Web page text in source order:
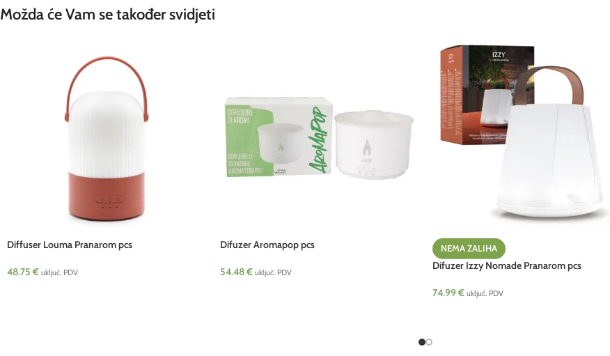
Možda će Vam se također svidjeti
Diffuser Louma Pranarom pcs
48.75 € uključ. PDV
Difuzer Aromapop pcs
54.48€ uključ. PDV
NEMA ZALIHA
Difuzer Izzy Nomade Pranarom pcs
74.99€ uključ. PDV